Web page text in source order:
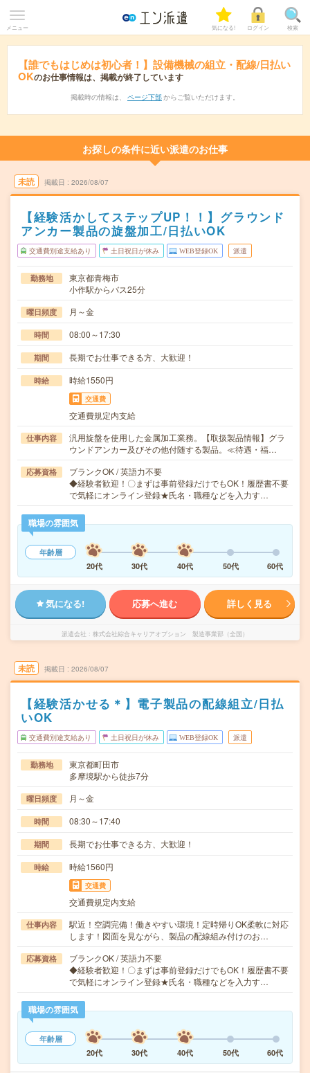
メニュー 気になる! ログイン 検索
【誰でもはじめは初心者！】設備機械の組立・配線/日払い
OKのお仕事情報は、掲載が終了しています
掲載時の情報は、 ページ下部 からご覧いただけます。
お探しの条件に近い派遣のお仕事
未読 掲載日 2026/08/07
【経験活かしてステップUP！！】グラウンド
アンカー製品の旋盤加工/日払いOK
交通費別途支給あり 土日祝日が休み WEB登録OK 派遣
勤務地
東京都青梅市
小作駅からバス25分
曜日頻度 月～金
時間 08:00～17:30
期間 長期でお仕事できる方、大歓迎！
時給 時給1550円
交通費
交通費規定内支給
仕事内容
汎用旋盤を使用した金属加工業務。【取扱製品情報】グラ
ウンドアンカー及びその他付随する製品。≪待遇・福…
応募資格
ブランクOK / 英語力不要
◆経験者歓迎！〇まずは事前登録だけでもOK！履歴書不要
で気軽にオンライン登録★氏名・職種などを入力す…
職場の雰囲気
年齢層
20代
30代 40代 50代 60代
気になる! 応募へ進む 詳しく見る
派遣会社 株式会社綜合キャリアオプション 製造事業部（全国）
未読 掲載日 2026/08/07
【経験活かせる＊】電子製品の配線組立/日払
いOK
交通費別途支給あり 土日祝日が休み WEB登録OK 派遣
勤務地
東京都町田市
多摩境駅から徒歩7分
曜日頻度 月～金
時間 08:30～17:40
期間 長期でお仕事できる方、大歓迎！
時給 時給1560円
交通費
交通費規定内支給
仕事内容
駅近！空調完備！働きやすい環境！定時帰りOK柔軟に対応
します！図面を見ながら、製品の配線組み付けのお…
応募資格
ブランクOK / 英語力不要
◆経験者歓迎！〇まずは事前登録だけでもOK！履歴書不要
で気軽にオンライン登録★氏名・職種などを入力す…
職場の雰囲気
年齢層
20代
30代 40代 50代 60代